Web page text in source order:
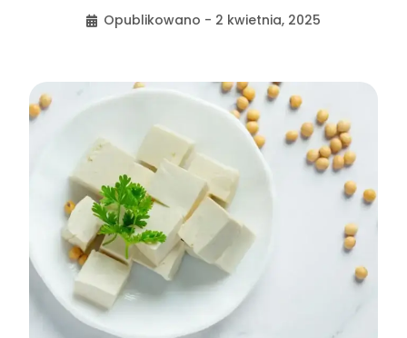
Opublikowano - 2 kwietnia, 2025